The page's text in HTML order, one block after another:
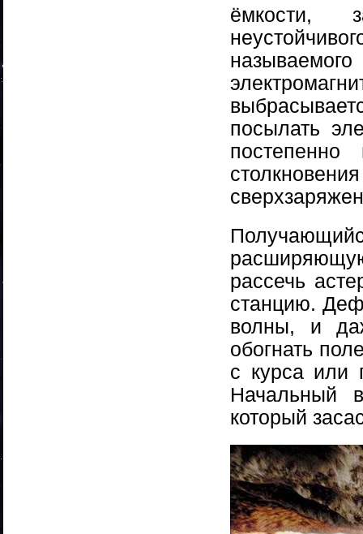
ёмкости,
посылать
рассечь
станцию.
волны, и
обогнать
с курса или
Начальный
который